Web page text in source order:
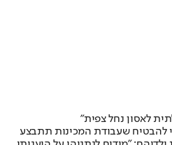
לאסון נחל צפית"
להבטיח שעבודת המכינות תתבצע